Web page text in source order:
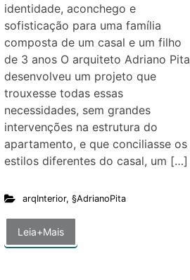
identidade, aconchego e
sofisticação para uma família
composta de um casal e um filho
de 3 anos O arquiteto Adriano Pita
desenvolveu um projeto que
trouxesse todas essas
necessidades, sem grandes
intervenções na estrutura do
apartamento, e que conciliasse os
estilos diferentes do casal, um […]
arqInterior, §AdrianoPita
Leia+Mais